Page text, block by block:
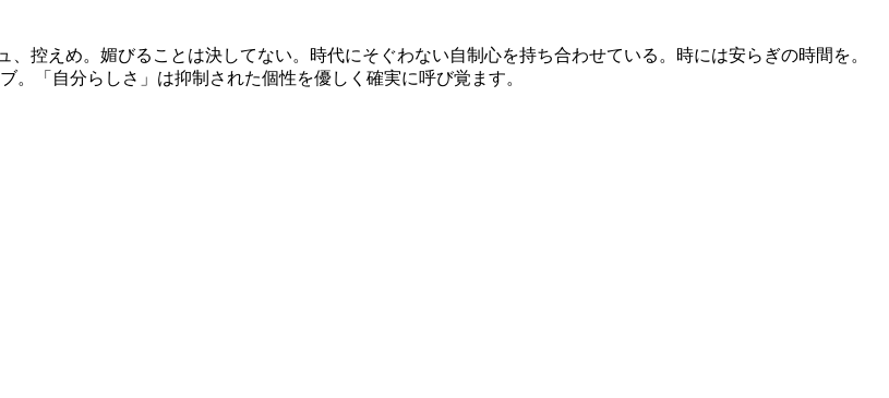
控えめ。媚びることは決してない。時代にそぐわない自制心を持ち合わせている。時には安らぎの時間を。
。「自分らしさ」は抑制された個性を優しく確実に呼び覚ます。